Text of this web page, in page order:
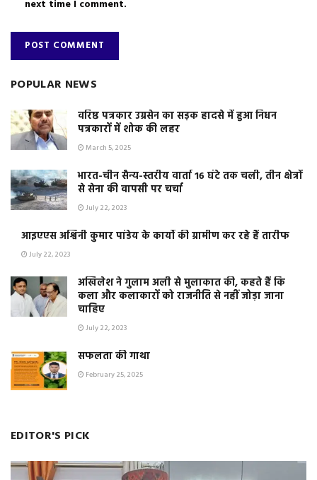
next time I comment.
POPULAR NEWS
वरिष्ठ पत्रकार उग्रसेन का सड़क हादसे में हुआ निधन
पत्रकारों में शोक की लहर
March 5, 2025
भारत-चीन सैन्य-स्तरीय वार्ता 16 घंटे तक चली, तीन क्षेत्रों
से सेना की वापसी पर चर्चा
July 22, 2023
आइएएस अश्विनी कुमार पांडेय के कार्यो की ग्रामीण कर रहे हैं तारीफ
July 22, 2023
अखिलेश ने गुलाम अली से मुलाकात की, कहते हैं कि
कला और कलाकारों को राजनीति से नहीं जोड़ा जाना
चाहिए
July 22, 2023
सफलता की गाथा
February 25, 2025
EDITOR'S PICK